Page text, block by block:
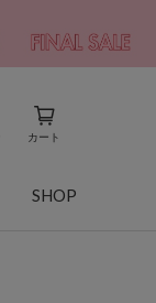
カート
SHOP